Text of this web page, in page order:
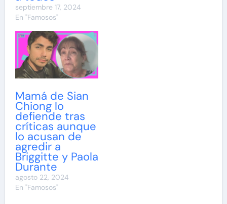
septiembre 17, 2024
En "Famosos"
Mamá de Sian
Chiong lo
defiende tras
críticas aunque
lo acusan de
agredir a
Briggitte y Paola
Durante
agosto 22, 2024
En "Famosos"